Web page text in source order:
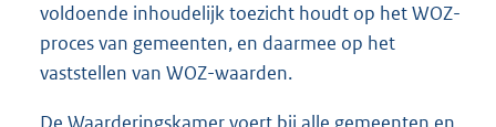
voldoende inhoudelijk toezicht houdt op het WOZ-
proces van gemeenten, en daarmee op het
vaststellen van WOZ-waarden.